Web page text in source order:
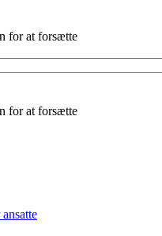
for at forsætte
for at forsætte